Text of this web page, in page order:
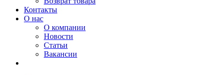
Контакты
О нас
О компании
Новости
Статьи
Вакансии